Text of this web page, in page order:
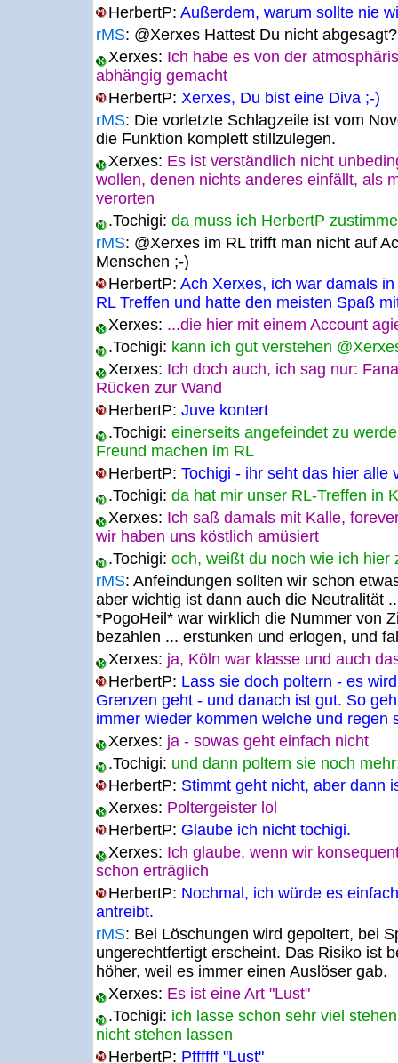
HerbertP: Außerdem, warum sollte nie
rMS: @Xerxes Hattest Du nicht abgesagt?
Xerxes: Ich habe es von der
abhängig gemacht
HerbertP: Xerxes, Du bist eine Diva ;-)
rMS: Die vorletzte Schlagzeile ist vom
die Funktion komplett stillzulegen.
Xerxes: Es ist verständlich nicht
wollen, denen nichts anderes einfällt, als
verorten
.Tochigi: da muss ich HerbertP
rMS: @Xerxes im RL trifft man nicht auf
Menschen ;-)
HerbertP: Ach Xerxes, ich war damals
RL Treffen und hatte den meisten Spaß
Xerxes: ...die hier mit einem Account
.Tochigi: kann ich gut verstehen
Xerxes: Ich doch auch, ich sag nur:
Rücken zur Wand
HerbertP: Juve kontert
.Tochigi: einerseits angefeindet zu
Freund machen im RL
HerbertP: Tochigi - ihr seht das hier alle
.Tochigi: da hat mir unser RL-Treffen in
Xerxes: Ich saß damals mit Kalle,
wir haben uns köstlich amüsiert
.Tochigi: och, weißt du noch wie ich hier
rMS: Anfeindungen sollten wir schon
aber wichtig ist dann auch die Neutralität
*PogoHeil* war wirklich die Nummer von
bezahlen ... erstunken und erlogen, und
Xerxes: ja, Köln war klasse und auch
HerbertP: Lass sie doch poltern - es
Grenzen geht - und danach ist gut. So
immer wieder kommen welche und regen
Xerxes: ja - sowas geht einfach nicht
.Tochigi: und dann poltern sie noch
HerbertP: Stimmt geht nicht, aber dann
Xerxes: Poltergeister lol
HerbertP: Glaube ich nicht tochigi.
Xerxes: Ich glaube, wenn wir
schon erträglich
HerbertP: Nochmal, ich würde es
antreibt.
rMS: Bei Löschungen wird gepoltert, bei
ungerechtfertigt erscheint. Das Risiko ist
höher, weil es immer einen Auslöser gab.
Xerxes: Es ist eine Art "Lust"
.Tochigi: ich lasse schon sehr viel
nicht stehen lassen
HerbertP: Pffffff "Lust"